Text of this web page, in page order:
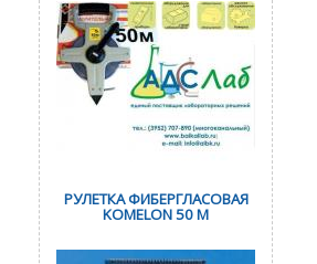
РУЛЕТКА ФИБЕРГЛАСОВАЯ
KOMELON 50 М